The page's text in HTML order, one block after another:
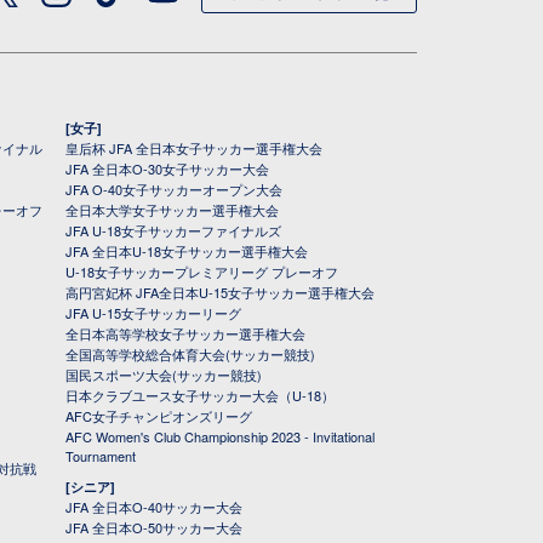
ナル
オフ
抗戦
[女子]
皇后杯 JFA 全日本女子サッカー選手権大会
JFA 全日本O-30女子サッカー大会
JFA O-40女子サッカーオープン大会
全日本大学女子サッカー選手権大会
JFA U-18女子サッカーファイナルズ
JFA 全日本U-18女子サッカー選手権大会
U-18女子サッカープレミアリーグ プレーオフ
高円宮妃杯 JFA全日本U-15女子サッカー選手権大会
JFA U-15女子サッカーリーグ
全日本高等学校女子サッカー選手権大会
全国高等学校総合体育大会(サッカー競技)
国民スポーツ大会(サッカー競技)
日本クラブユース女子サッカー大会（U-18）
AFC女子チャンピオンズリーグ
AFC Women's Club Championship 2023 - Invitational
Tournament
[シニア]
JFA 全日本O-40サッカー大会
JFA 全日本O-50サッカー大会